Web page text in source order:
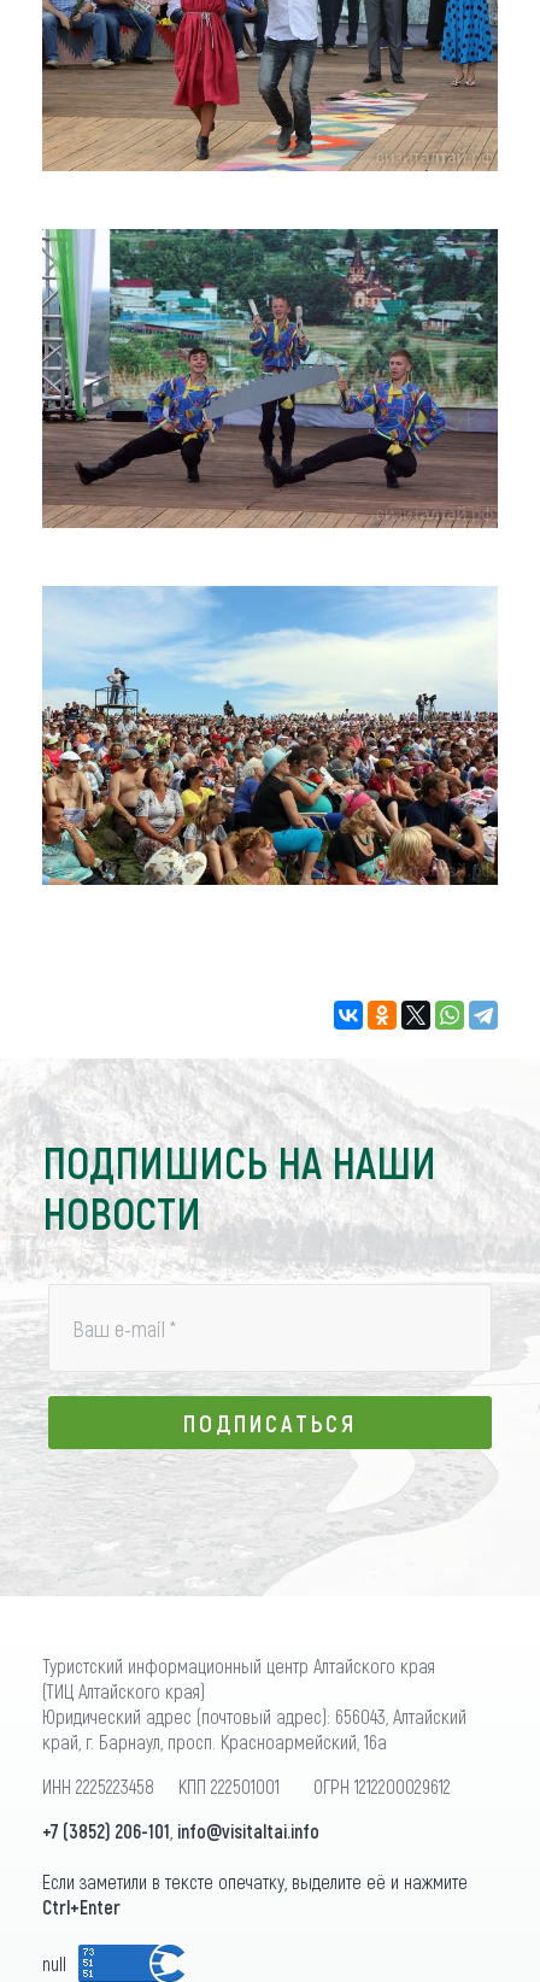
ПОДПИШИСЬ НА НАШИ
НОВОСТИ
Ваш e-mail *
ПОДПИСАТЬСЯ
ПОДПИСАТЬСЯ
Туристский информационный центр Алтайского края
(ТИЦ Алтайского края)
Юридический адрес (почтовый адрес): 656043, Алтайский
край, г. Барнаул, просп. Красноармейский, 16а
ИНН 2225223458 КПП 222501001 ОГРН 1212200029612
+7 (3852) 206-101 info@visitaltai.info
Если заметили в тексте опечатку, выделите её и нажмите
Ctrl+Enter
null